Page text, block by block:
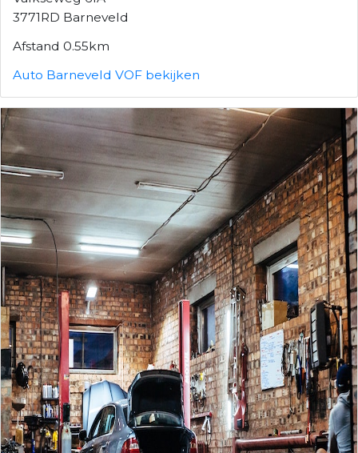
3771RD Barneveld
Afstand 0.55km
Auto Barneveld VOF bekijken